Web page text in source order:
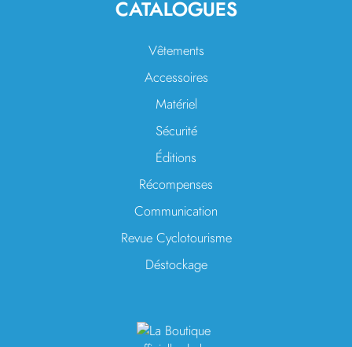
CATALOGUES
Vêtements
Accessoires
Matériel
Sécurité
Éditions
Récompenses
Communication
Revue Cyclotourisme
Déstockage